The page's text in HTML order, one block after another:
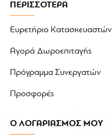
ΠΕΡΙΣΣΟΤΕΡΑ
Ευρετήριο Κατασκευαστών
Αγορά Δωροεπιταγής
Πρόγραμμα Συνεργατών
Προσφορές
Ο ΛΟΓΑΡΙΑΣΜΟΣ ΜΟΥ